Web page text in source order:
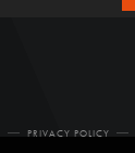
PRIVACY POLICY